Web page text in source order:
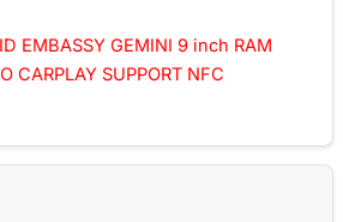
EMBASSY GEMINI 9 inch RAM
CARPLAY SUPPORT NFC